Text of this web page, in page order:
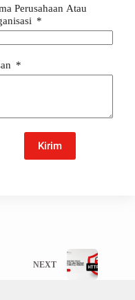
Perusahaan Atau
Kirim
NEXT